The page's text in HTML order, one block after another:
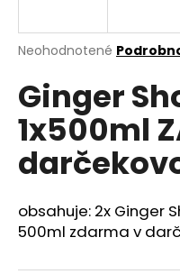
Priemerné
produktu
je
0,0
5
hviezdičiek.
Neohodnotené
Ginger
1x500ml
obsahuje: 2x Ginger
500ml zdarma v
j
ť
?